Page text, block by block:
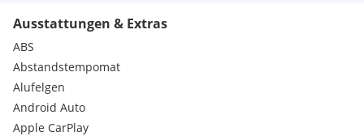
IRRTÜMER, ZWISCHENVERKAUF, SATZ- UND DRUCKFEHLER:
Vorbehalten!
Serienausstattungen:
ABS
Türgriffe in Wagenfarbe
Außenspiegelgehäuse in Wagenfarbe
Ausstattungen & Extras
ABS
Abstandstempomat
Alufelgen
Android Auto
Apple CarPlay